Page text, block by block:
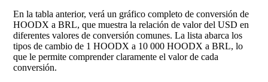
En la tabla anterior, verá un gráfico completo de conversión de
HOODX a BRL, que muestra la relación de valor del USD en
diferentes valores de conversión comunes. La lista abarca los
tipos de cambio de 1 HOODX a 10 000 HOODX a BRL, lo
que le permite comprender claramente el valor de cada
conversión.